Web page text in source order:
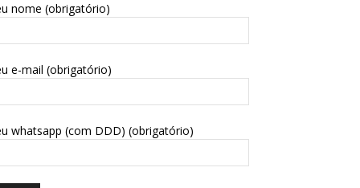
nome (obrigatório)
e-mail (obrigatório)
whatsapp (com DDD) (obrigatório)